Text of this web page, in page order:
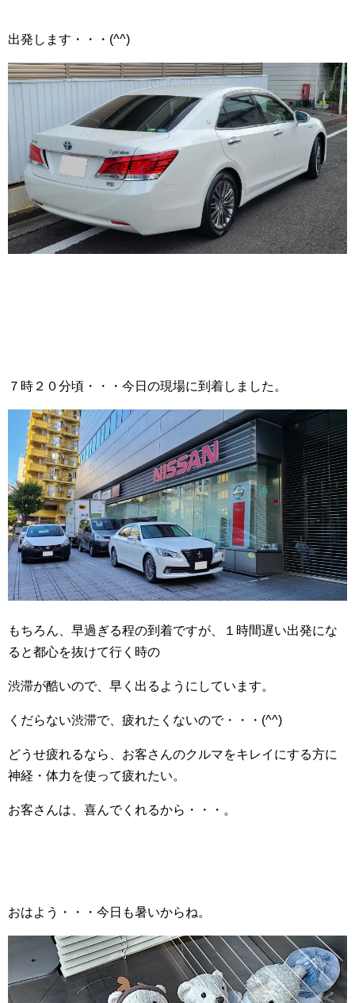
出発します・・・(^^)
７時２０分頃・・・今日の現場に到着しました。
もちろん、早過ぎる程の到着ですが、１時間遅い出発にな
ると都心を抜けて行く時の
渋滞が酷いので、早く出るようにしています。
くだらない渋滞で、疲れたくないので・・・(^^)
どうせ疲れるなら、お客さんのクルマをキレイにする方に
神経・体力を使って疲れたい。
お客さんは、喜んでくれるから・・・。
おはよう・・・今日も暑いからね。